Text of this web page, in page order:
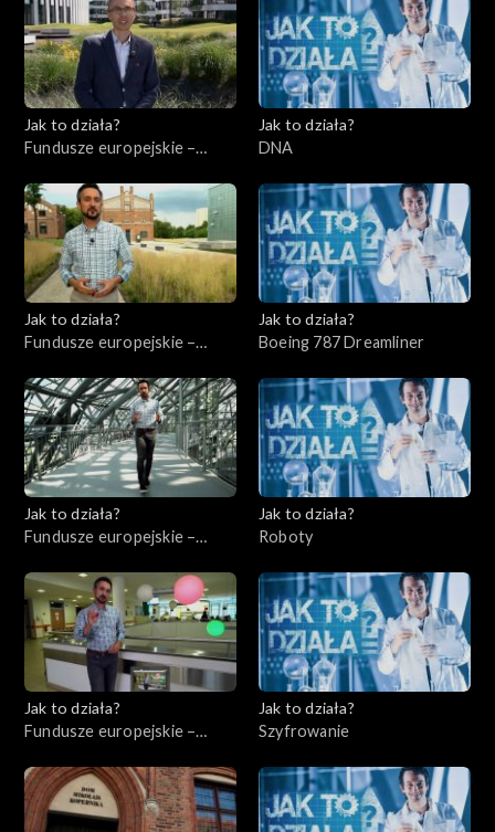
Jak to działa?
Fundusze europejskie –
Jak to działa?
DNA
Jak to działa?
Fundusze europejskie –
Jak to działa?
Boeing 787 Dreamliner
Jak to działa?
Fundusze europejskie –
Jak to działa?
Roboty
Jak to działa?
Fundusze europejskie –
Jak to działa?
Szyfrowanie